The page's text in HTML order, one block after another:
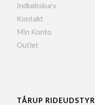
Indkøbskurv
Kontakt
Min Konto
Outlet
TÅRUP RIDEUDSTYR